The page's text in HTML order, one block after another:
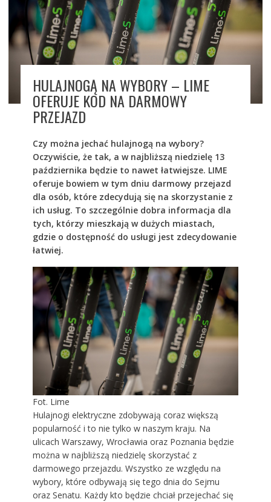
HULAJNOGĄ NA WYBORY – LIME
OFERUJE KOD NA DARMOWY
PRZEJAZD
Czy można jechać hulajnogą na wybory?
Oczywiście, że tak, a w najbliższą niedzielę 13
października będzie to nawet łatwiejsze. LIME
oferuje bowiem w tym dniu darmowy przejazd
dla osób, które zdecydują się na skorzystanie z
ich usług. To szczególnie dobra informacja dla
tych, którzy mieszkają w dużych miastach,
gdzie o dostępność do usługi jest zdecydowanie
łatwiej.
Fot. Lime
Hulajnogi elektryczne zdobywają coraz większą
popularność i to nie tylko w naszym kraju. Na
ulicach Warszawy, Wrocławia oraz Poznania będzie
można w najbliższą niedzielę skorzystać z
darmowego przejazdu. Wszystko ze względu na
wybory, które odbywają się tego dnia do Sejmu
oraz Senatu. Każdy kto będzie chciał przejechać się